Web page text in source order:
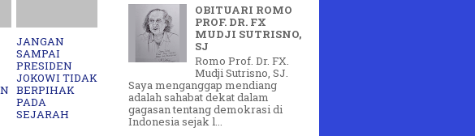
JANGAN
SAMPAI
PRESIDEN
JOKOWI TIDAK
BERPIHAK
PADA
SEJARAH
OBITUARI ROMO
PROF. DR. FX
MUDJI SUTRISNO,
SJ
Romo Prof. Dr. FX.
Mudji Sutrisno, SJ.
Saya menganggap mendiang
adalah sahabat dekat dalam
gagasan tentang demokrasi di
Indonesia sejak l...